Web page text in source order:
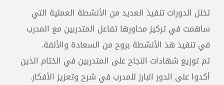
تخلل الدورات تنفيذ العديد من الأنشطة العملية التي
ساهمت في تركيز محاورها تفاعل المتدربين مع المدرب
في تنفيذ هذ الأنشطة بروح من السعادة والألفة.
تم توزيع شهادات النجاح على المتدربين في الختام الذين
أكدوا على الدور البارز للمدرب في شرح وتعزيز الأفكار.